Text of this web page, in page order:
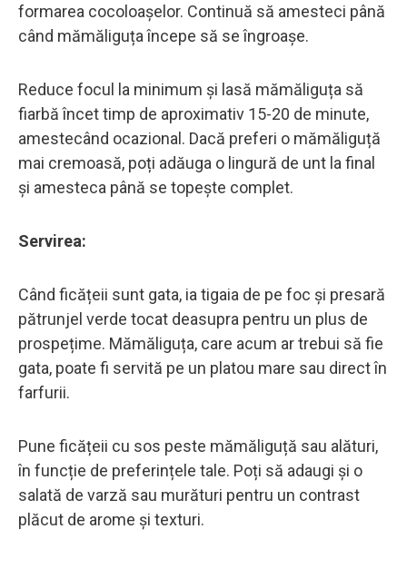
formarea cocoloașelor. Continuă să amesteci până
când mămăliguța începe să se îngroașe.
Reduce focul la minimum și lasă mămăliguța să
fiarbă încet timp de aproximativ 15-20 de minute,
amestecând ocazional. Dacă preferi o mămăliguță
mai cremoasă, poți adăuga o lingură de unt la final
și amesteca până se topește complet.
Servirea:
Când ficățeii sunt gata, ia tigaia de pe foc și presară
pătrunjel verde tocat deasupra pentru un plus de
prospețime. Mămăliguța, care acum ar trebui să fie
gata, poate fi servită pe un platou mare sau direct în
farfurii.
Pune ficățeii cu sos peste mămăliguță sau alături,
în funcție de preferințele tale. Poți să adaugi și o
salată de varză sau murături pentru un contrast
plăcut de arome și texturi.